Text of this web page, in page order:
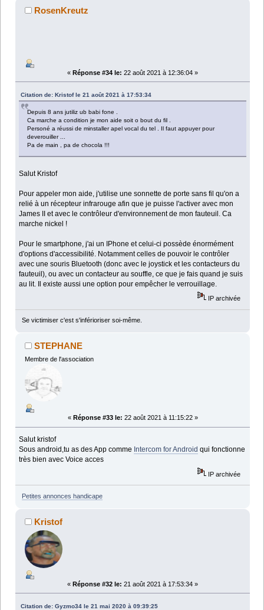
RosenKreutz
« Réponse #34 le: 22 août 2021 à 12:36:04 »
Citation de: Kristof le 21 août 2021 à 17:53:34
Depuis 8 ans jutiliz ub babi fone .
Ca marche a condition je mon aide soit o bout du fil .
Personé a réussi de minstaller apel vocal du tel . Il faut appuyer pour
deverouiller ...
Pa de main , pa de chocola !!!
Salut Kristof
Pour appeler mon aide, j'utilise une sonnette de porte sans fil qu'on a
relié à un récepteur infrarouge afin que je puisse l'activer avec mon
James II et avec le contrôleur d'environnement de mon fauteuil. Ca
marche nickel !
Pour le smartphone, j'ai un IPhone et celui-ci possède énormément
d'options d'accessibilité. Notamment celles de pouvoir le contrôler
avec une souris Bluetooth (donc avec le joystick et les contacteurs du
fauteuil), ou avec un contacteur au souffle, ce que je fais quand je suis
au lit. Il existe aussi une option pour empêcher le verrouillage.
IP archivée
Se victimiser c'est s'inférioriser soi-même.
STEPHANE
Membre de l'association
« Réponse #33 le: 22 août 2021 à 11:15:22 »
Salut kristof
Sous android,tu as des App comme Intercom for Android qui fonctionne
très bien avec Voice acces
IP archivée
Petites annonces handicape
Kristof
« Réponse #32 le: 21 août 2021 à 17:53:34 »
Citation de: Gyzmo34 le 21 mai 2020 à 09:39:25